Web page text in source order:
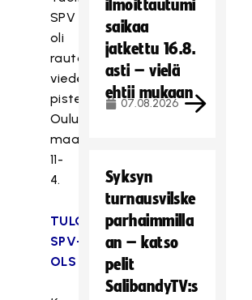
SPV
oli
rautaa
vieden
pisteet
Oulusta
maalein
11-
4.
TULOSPALVELU:
SPV-
OLS
ilmoittautumi
saikaa
jatkettu 16.8.
asti – vielä
ehtii mukaan
07.08.2026
Syksyn
turnausvilske
parhaimmilla
an – katso
pelit
SalibandyTV:s